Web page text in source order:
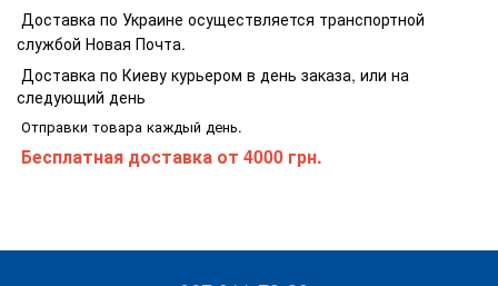
Доставка по Украине осуществляется транспортной
службой Новая Почта.
Доставка по Киеву курьером в день заказа, или на
следующий день
Отправки товара каждый день.
Бесплатная доставка от 4000 грн.